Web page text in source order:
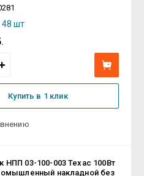
48 шт
Купить в 1 клик
НПП 03-100-003 Техас 100Вт
накладной без